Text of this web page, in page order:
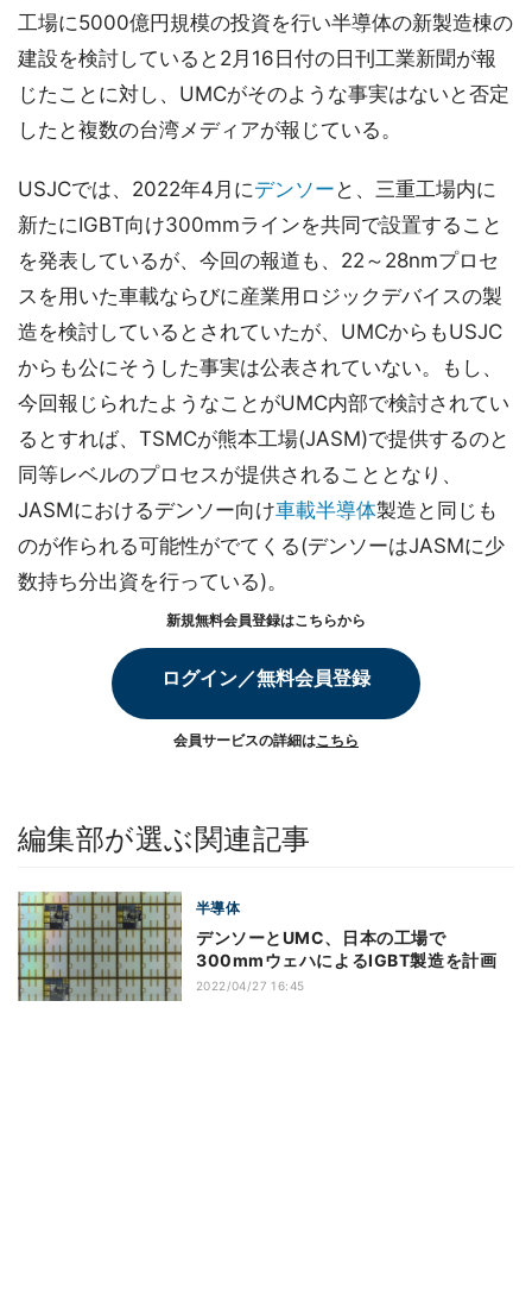
工場に5000億円規模の投資を行い半導体の新製造棟の
建設を検討していると2月16日付の日刊工業新聞が報
じたことに対し、UMCがそのような事実はないと否定
したと複数の台湾メディアが報じている。
USJCでは、2022年4月にデンソー と、三重工場内に
新たにIGBT向け300mmラインを共同で設置すること
を発表しているが、今回の報道も、22～28nmプロセ
スを用いた車載ならびに産業用ロジックデバイスの製
造を検討しているとされていたが、UMCからもUSJC
からも公にそうした事実は公表されていない。もし、
今回報じられたようなことがUMC内部で検討されてい
るとすれば、TSMCが熊本工場(JASM)で提供するのと
同等レベルのプロセスが提供されることとなり、
JASMにおけるデンソー向け車載半導体製造と同じも
のが作られる可能性がでてくる(デンソーはJASMに少
数持ち分出資を行っている)。
新規無料会員登録はこちらから
ログイン／無料会員登録
会員サービスの詳細はこちら
編集部が選ぶ関連記事
半導体
デンソーとUMC、日本の工場で
300mmウェハによるIGBT製造を計画
2022/04/27 16:45